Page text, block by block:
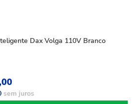
Dax Volga 110V Branco
sem juros